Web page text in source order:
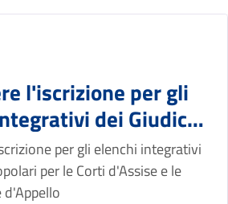
l'iscrizione per gli
dei Giudici
per gli elenchi integrativi
per le Corti d'Assise e le
d'Appello